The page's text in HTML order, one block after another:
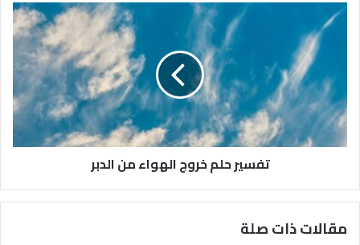
تفسير حلم خروج الهواء من الدبر
مقالات ذات صلة